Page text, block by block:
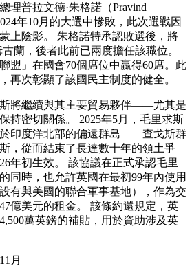
理普拉文德·朱格諾（Pravind
年10月的大選中慘敗，此次選戰因
上陰影。 朱格諾特承認敗選後，將
蘭，後者此前已兩度擔任該職位。
盟」在國會70個席位中贏得60席。此
再次彰顯了該國民主制度的健全。
將繼續與其主要貿易夥伴——尤其是
密切關係。 2025年5月，毛里求斯
印度洋北部的偏遠群島——查戈斯群
，從而結束了長達數十年的領土爭
年初生效。 該協議在正式承認毛里
同時，也允許英國在最初99年內使用
有與美國的聯合軍事基地），作為交
億美元的租金。 該條約還規定，英
萬英鎊的補貼，用於資助涉及英
月